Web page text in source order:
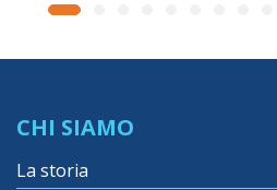
CHI SIAMO
La storia